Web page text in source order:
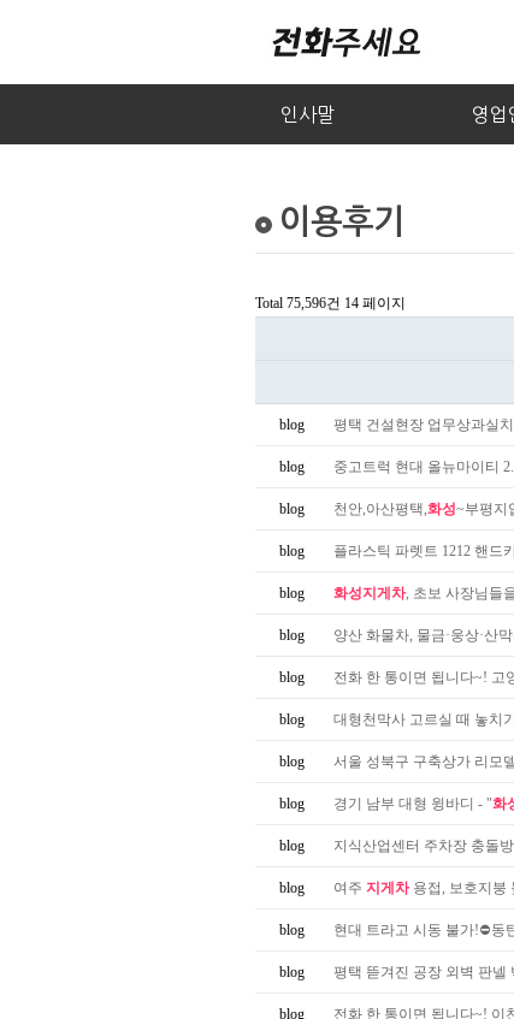
인사말 영업
이용후기
Total 75,596건 14 페이지
blog 평택 건설현장 업무상과실
blog 중고트럭 현대 올뉴마이티
blog 천안,아산평택,화성~부평지
blog 플라스틱 파렛트 1212 핸드
blog 화성지게차, 초보 사장님들
blog 양산 화물차, 물금·웅상·산
blog 전화 한 통이면 됩니다~! 고
blog 대형천막사 고르실 때 놓치
blog 서울 성북구 구축상가 리모
blog 경기 남부 대형 윙바디 - "화
blog 지식산업센터 주차장 충돌
blog 여주 지게차용접, 보호지붕
blog 현대 트라고 시동 불가!⛔동
blog 평택 뜯겨진 공장 외벽 판넬
blog 전화 한 통이면 됩니다~! 이